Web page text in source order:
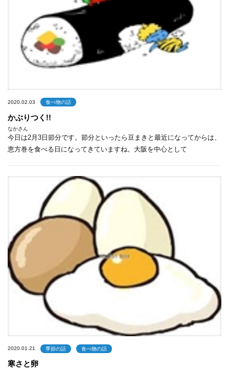
2020.02.03 食べ物の話
かぶりつく!!
なかさん
今日は2月3日節分です。節分といったら豆まきと最近になってからは、
恵方巻を食べる日になってきていますね。大阪を中心として
2020.01.21 季節の話 食べ物の話
寒さと卵